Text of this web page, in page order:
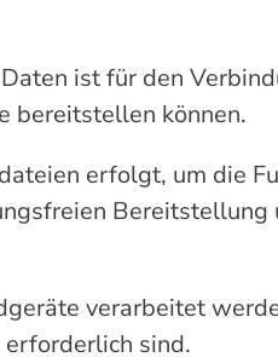
ist für den
bereitstellen können.
erfolgt, um die
verarbeitet
sind.